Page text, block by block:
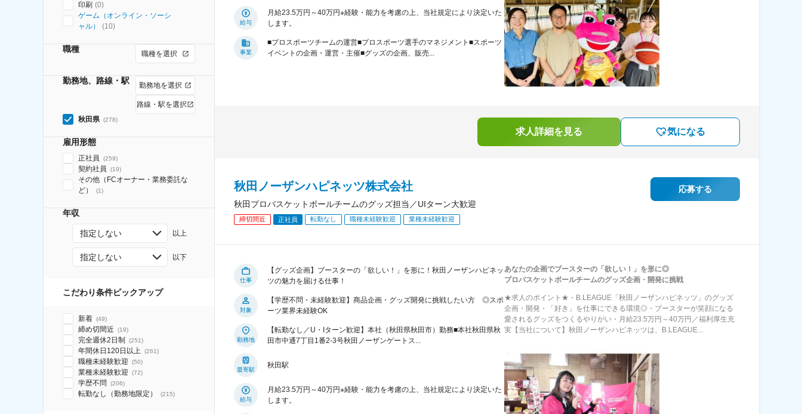
印刷 (0)
ゲーム（オンライン・ソーシ
ャル）
(10)
職種 職種を選択
勤務地、路線・駅 勤務地を選択
路線・駅を選択
秋田県 (278)
雇用形態
正社員 (259)
契約社員 (19)
その他（FCオーナー・業務委託な
ど）
(1)
年収
指定しない 以上
指定しない 以下
こだわり条件ピックアップ
新着 (49)
締め切間近 (19)
完全週休2日制 (251)
年間休日120日以上 (261)
職種未経験歓迎 (50)
業種未経験歓迎 (72)
学歴不問 (206)
転勤なし（勤務地限定） (215)
給与
月給23.5万円～40万円※経験・能力を考慮の上、当社規定により決定いた
します。
事業
■プロスポーツチームの運営■プロスポーツ選手のマネジメント■スポーツ
イベントの企画・運営・主催■グッズの企画、販売...
求人詳細を見る 気になる
秋田ノーザンハピネッツ株式会社
秋田プロバスケットボールチームのグッズ担当／UIターン大歓迎
締切間近 正社員 転勤なし 職種未経験歓迎 業種未経験歓迎
応募する
仕事
【グッズ企画】ブースターの「欲しい！」を形に！秋田ノーザンハピネッ
ツの魅力を届ける仕事！
対象
【学歴不問・未経験歓迎】商品企画・グッズ開発に挑戦したい方 ◎スポ
ーツ業界未経験OK
勤務地
【転勤なし／U・Iターン歓迎】本社（秋田県秋田市）勤務■本社秋田県秋
田市中通7丁目1番2-3号秋田ノーザンゲートス...
最寄駅
秋田駅
給与
月給23.5万円～40万円※経験・能力を考慮の上、当社規定により決定いた
します。
あなたの企画でブースターの「欲しい！」を形に◎
プロバスケットボールチームのグッズ企画・開発に挑戦
★求人のポイント★・B.LEAGUE「秋田ノーザンハピネッツ」のグッズ
企画・開発・「好き」を仕事にできる環境◎・ブースターが笑顔になる
愛されるグッズをつくるやりがい・月給23.5万円～40万円／福利厚生充
実【当社について】秋田ノーザンハピネッツは、B.LEAGUE...